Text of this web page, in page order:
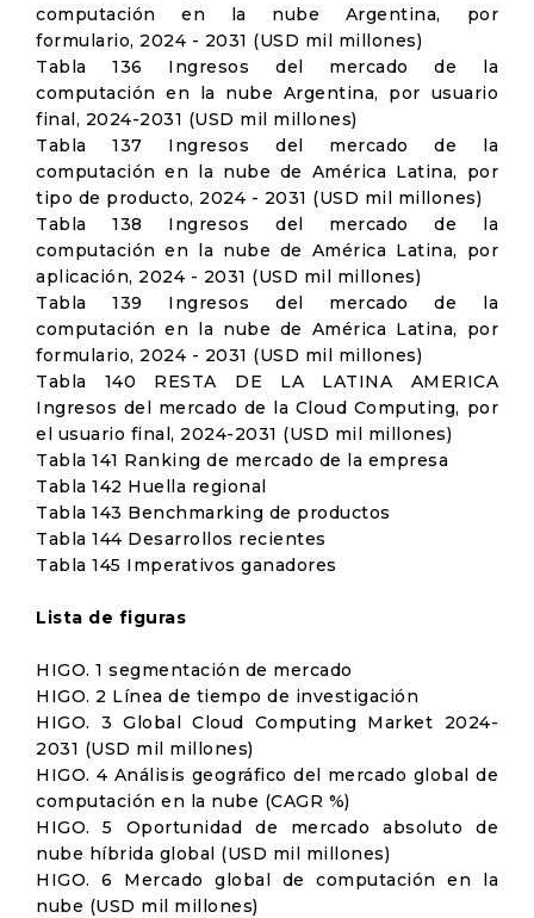
computación en la nube Argentina, por
formulario, 2024 - 2031 (USD mil millones)
Tabla 136 Ingresos del mercado de la
computación en la nube Argentina, por usuario
final, 2024-2031 (USD mil millones)
Tabla 137 Ingresos del mercado de la
computación en la nube de América Latina, por
tipo de producto, 2024 - 2031 (USD mil millones)
Tabla 138 Ingresos del mercado de la
computación en la nube de América Latina, por
aplicación, 2024 - 2031 (USD mil millones)
Tabla 139 Ingresos del mercado de la
computación en la nube de América Latina, por
formulario, 2024 - 2031 (USD mil millones)
Tabla 140 RESTA DE LA LATINA AMERICA
Ingresos del mercado de la Cloud Computing, por
el usuario final, 2024-2031 (USD mil millones)
Tabla 141 Ranking de mercado de la empresa
Tabla 142 Huella regional
Tabla 143 Benchmarking de productos
Tabla 144 Desarrollos recientes
Tabla 145 Imperativos ganadores
Lista de figuras
HIGO. 1 segmentación de mercado
HIGO. 2 Línea de tiempo de investigación
HIGO. 3 Global Cloud Computing Market 2024-
2031 (USD mil millones)
HIGO. 4 Análisis geográfico del mercado global de
computación en la nube (CAGR %)
HIGO. 5 Oportunidad de mercado absoluto de
nube híbrida global (USD mil millones)
HIGO. 6 Mercado global de computación en la
nube (USD mil millones)